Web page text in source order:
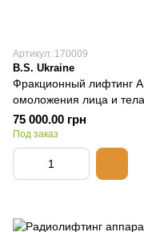
Артикул: 170009
B.S. Ukraine
Фракционный лифтинг
омоложения лица и тела
75 000.00 грн
Под заказ